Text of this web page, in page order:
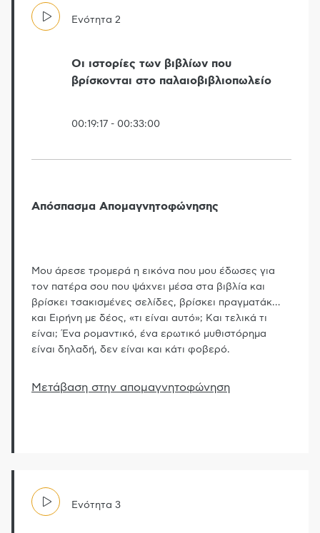
Ενότητα 2
Οι ιστορίες των βιβλίων που
βρίσκονται στο παλαιοβιβλιοπωλείο
00:19:17 - 00:33:00
Απόσπασμα Απομαγνητοφώνησης
Μου άρεσε τρομερά η εικόνα που μου έδωσες για
τον πατέρα σου που ψάχνει μέσα στα βιβλία και
βρίσκει τσακισμένες σελίδες, βρίσκει πραγματάκ…
και Ειρήνη με δέος, «τι είναι αυτό»; Και τελικά τι
είναι; Ένα ρομαντικό, ένα ερωτικό μυθιστόρημα
είναι δηλαδή, δεν είναι και κάτι φοβερό.
Μετάβαση στην απομαγνητοφώνηση
Ενότητα 3